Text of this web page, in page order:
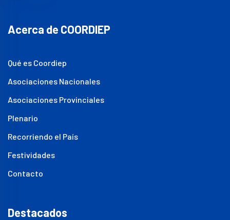
Acerca de COORDIEP
Qué es Coordiep
Asociaciones Nacionales
Asociaciones Provinciales
Plenario
Recorriendo el País
Festividades
Contacto
Destacados